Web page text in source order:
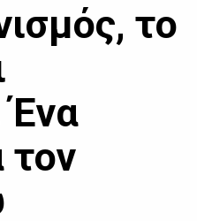
το
Ένα
τον